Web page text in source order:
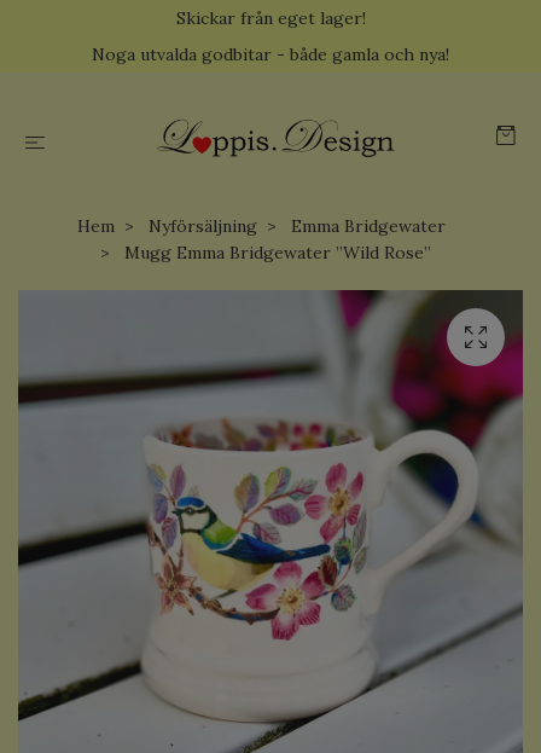
Skickar från eget lager!
Noga utvalda godbitar - både gamla och nya!
Hem Nyförsäljning
Emma Bridgewater
Mugg Emma Bridgewater ”Wild Rose”